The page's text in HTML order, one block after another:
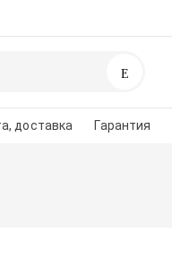
доставка Гарантия
или